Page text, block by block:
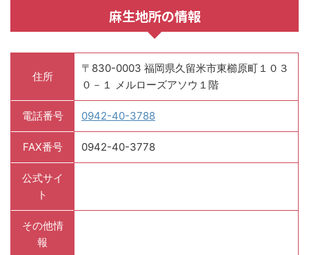
麻生地所の情報
住所
〒830-0003 福岡県久留米市東櫛原町１０３
０－１ メルローズアソウ１階
電話番号 0942-40-3788
FAX番号 0942-40-3778
公式サイ
ト
その他情
報